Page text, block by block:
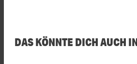
DAS KÖNNTE DICH AUCH